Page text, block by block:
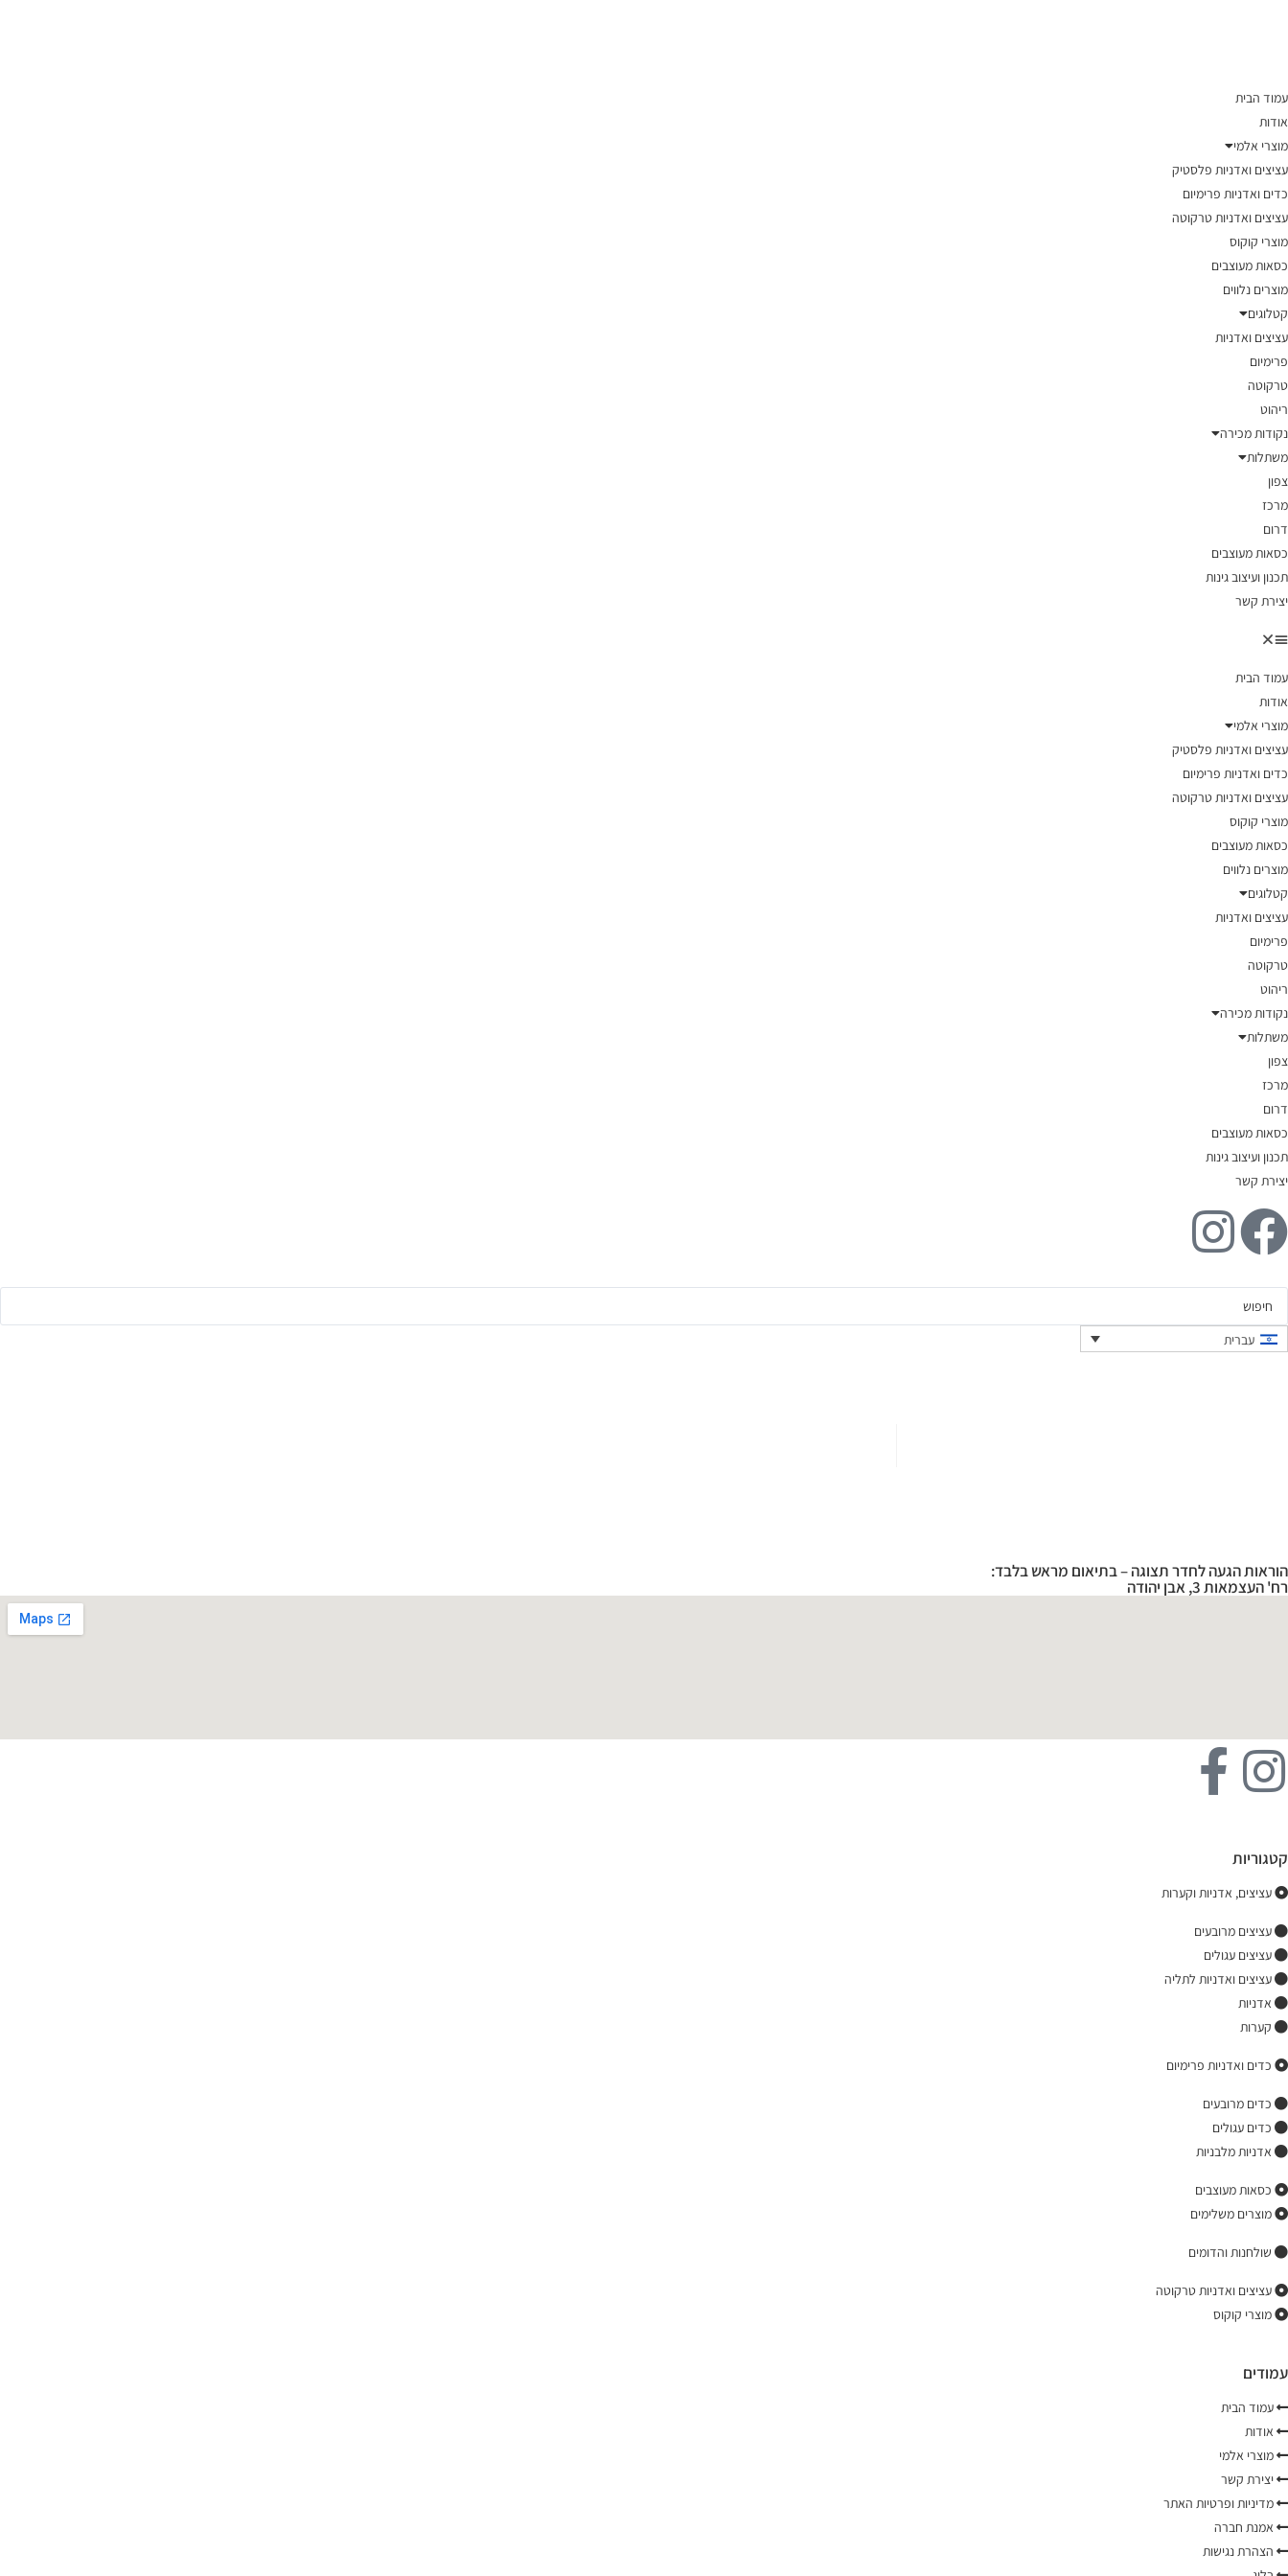
עמוד הבית
אודות
מוצרי אלמי
עציצים ואדניות פלסטיק
כדים ואדניות פרימיום
עציצים ואדניות טרקוטה
מוצרי קוקוס
כסאות מעוצבים
מוצרים נלווים
קטלוגים
עציצים ואדניות
פרימיום
טרקוטה
ריהוט
נקודות מכירה
משתלות
צפון
מרכז
דרום
כסאות מעוצבים
תכנון ועיצוב גינות
יצירת קשר
עמוד הבית
אודות
מוצרי אלמי
עציצים ואדניות פלסטיק
כדים ואדניות פרימיום
עציצים ואדניות טרקוטה
מוצרי קוקוס
כסאות מעוצבים
מוצרים נלווים
קטלוגים
עציצים ואדניות
פרימיום
טרקוטה
ריהוט
נקודות מכירה
משתלות
צפון
מרכז
דרום
כסאות מעוצבים
תכנון ועיצוב גינות
יצירת קשר
עברית
הוראות הגעה לחדר תצוגה – בתיאום מראש בלבד:
רח' העצמאות 3, אבן יהודה
קטגוריות
עציצים, אדניות וקערות
עציצים מרובעים
עציצים עגולים
עציצים ואדניות לתליה
אדניות
קערות
כדים ואדניות פרימיום
כדים מרובעים
כדים עגולים
אדניות מלבניות
כסאות מעוצבים
מוצרים משלימים
שולחנות והדומים
עציצים ואדניות טרקוטה
מוצרי קוקוס
עמודים
עמוד הבית
אודות
מוצרי אלמי
יצירת קשר
מדיניות ופרטיות האתר
אמנת חברה
הצהרת נגישות